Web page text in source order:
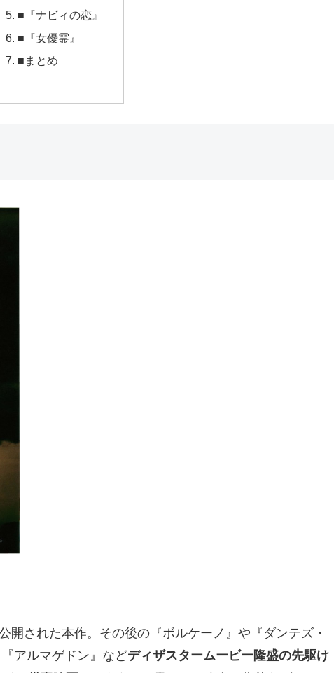
■『ナビィの恋』
■『女優霊』
■まとめ
開された本作。その後の『ボルケーノ』や『ダンテズ・
アルマゲドン』などディザスタームービー隆盛の先駆け